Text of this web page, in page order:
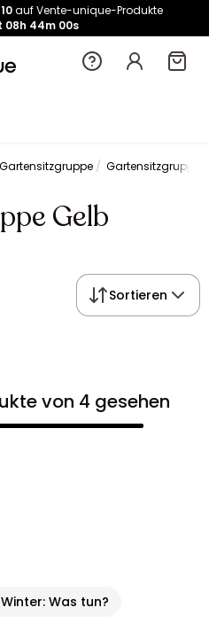
auf Vente-unique-Produkte
08h 44m 00s
Gartensitzgruppe Gartensitzgruppe
Gelb
Sortieren
von 4 gesehen
Was tun?